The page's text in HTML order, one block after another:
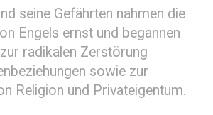
seine Gefährten nahmen die
Engels ernst und begannen
radikalen Zerstörung
sowie zur
Religion und Privateigentum.